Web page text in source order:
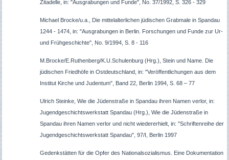
Zitadelle, in: "Ausgrabungen und Funde", No. 37/1992, S. 326 - 329
Michael Brocke/u.a., Die mittelalterlichen jüdischen Grabmale in Spandau
1244 - 1474, in: "Ausgrabungen in Berlin. Forschungen und Funde zur Ur-
und Frühgeschichte", No. 9/1994, S. 8 - 116
M.Brocke/E.Ruthenberg/K.U.Schulenburg (Hrg.), Stein und Name. Die
jüdischen Friedhöfe in Ostdeutschland, in: "Veröffentlichungen aus dem
Institut Kirche und Judentum", Band 22, Berlin 1994, S. 68 – 77
Ulrich Steinke, Wie die Jüdenstraße in Spandau ihren Namen verlor, in:
Jugendgeschichtswerkstatt Spandau (Hrg.), Wie die Jüdenstraße in
Spandau ihren Namen verlor und nicht wiedererhielt, in: "Schriftenreihe der
Jugendgeschichtswerkstatt Spandau", 97/I, Berlin 1997
Gedenkstätten für die Opfer des Nationalsozialismus. Eine Dokumentation